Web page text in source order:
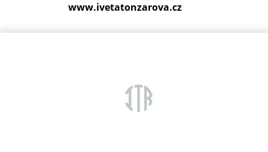
www.ivetatonzarova.cz